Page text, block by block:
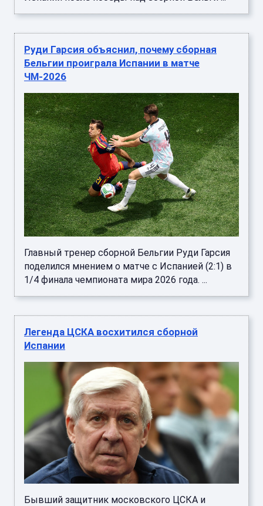
Руди Гарсия объяснил, почему сборная
Бельгии проиграла Испании в матче
ЧМ-2026
Главный тренер сборной Бельгии Руди Гарсия
поделился мнением о матче с Испанией (2:1) в
1/4 финала чемпионата мира 2026 года. ...
Легенда ЦСКА восхитился сборной
Испании
Бывший защитник московского ЦСКА и